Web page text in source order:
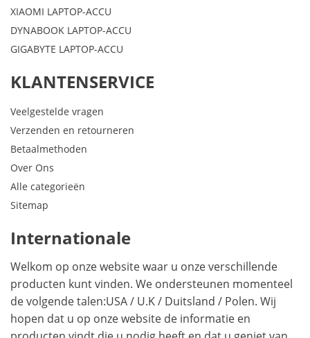
XIAOMI LAPTOP-ACCU
DYNABOOK LAPTOP-ACCU
GIGABYTE LAPTOP-ACCU
KLANTENSERVICE
Veelgestelde vragen
Verzenden en retourneren
Betaalmethoden
Over Ons
Alle categorieën
Sitemap
Internationale
Welkom op onze website waar u onze verschillende
producten kunt vinden. We ondersteunen momenteel
de volgende talen:USA/ U.K/ Duitsland / Polen. Wij
hopen dat u op onze website de informatie en